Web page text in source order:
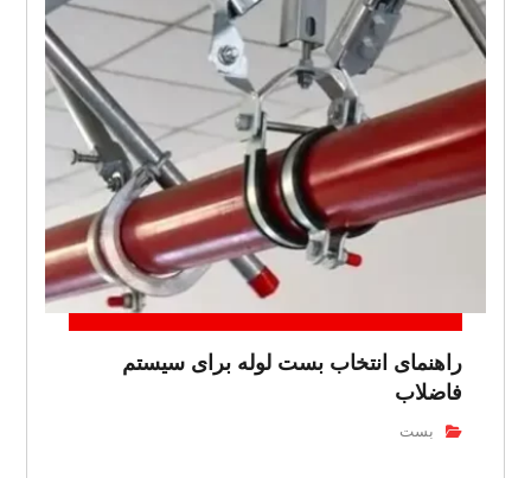
راهنمای انتخاب بست لوله برای سیستم
فاضلاب
بست